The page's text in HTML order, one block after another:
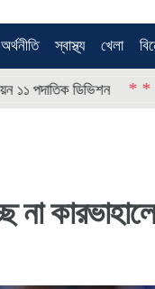
অর্থনীতি স্বাস্থ্য খেলা
* * * *
না